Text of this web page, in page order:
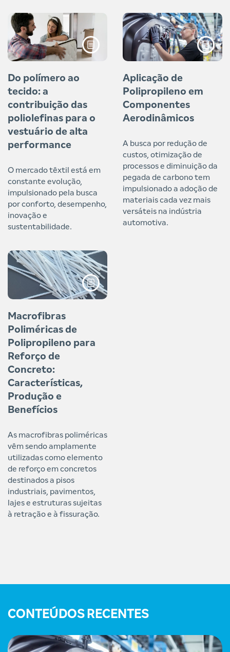
Do polímero ao
tecido: a
contribuição das
poliolefinas para o
vestuário de alta
performance
O mercado têxtil está em
constante evolução,
impulsionado pela busca
por conforto, desempenho,
inovação e
sustentabilidade.
Aplicação de
Polipropileno em
Componentes
Aerodinâmicos
A busca por redução de
custos, otimização de
processos e diminuição da
pegada de carbono tem
impulsionado a adoção de
materiais cada vez mais
versáteis na indústria
automotiva.
Macrofibras
Poliméricas de
Polipropileno para
Reforço de
Concreto:
Características,
Produção e
Benefícios
As macrofibras poliméricas
vêm sendo amplamente
utilizadas como elemento
de reforço em concretos
destinados a pisos
industriais, pavimentos,
lajes e estruturas sujeitas
à retração e à fissuração.
CONTEÚDOS RECENTES